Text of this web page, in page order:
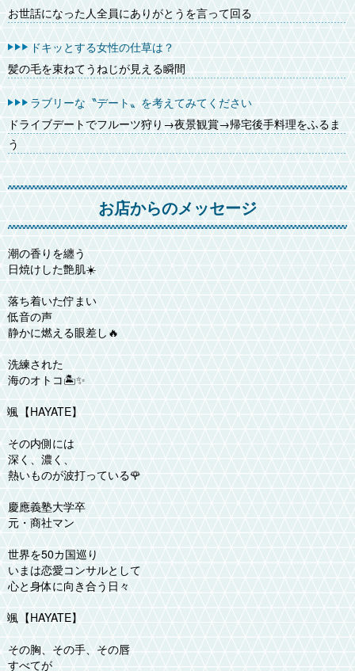
お世話になった人全員にありがとうを言って回る
ドキッとする女性の仕草は？
髪の毛を束ねてうねじが見える瞬間
ラブリーな〝デート〟を考えてみてください
ドライブデートでフルーツ狩り→夜景観賞→帰宅後手料理をふるま
う
お店からのメッセージ
潮の香りを纏う
日焼けした艶肌☀️
落ち着いた佇まい
低音の声
静かに燃える眼差し🔥
洗練された
海のオトコ🏝️✨
颯【HAYATE】
その内側には
深く、濃く、
熱いものが波打っている🌹
慶應義塾大学卒
元・商社マン
世界を50カ国巡り
いまは恋愛コンサルとして
心と身体に向き合う日々
颯【HAYATE】
その胸、その手、その唇
すべてが